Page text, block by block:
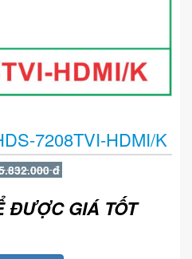
7208TVI-HDMI/K
đ
ĐƯỢC GIÁ TỐT